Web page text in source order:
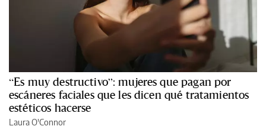
“Es muy destructivo”: mujeres que pagan por
escáneres faciales que les dicen qué tratamientos
estéticos hacerse
Laura O'Connor